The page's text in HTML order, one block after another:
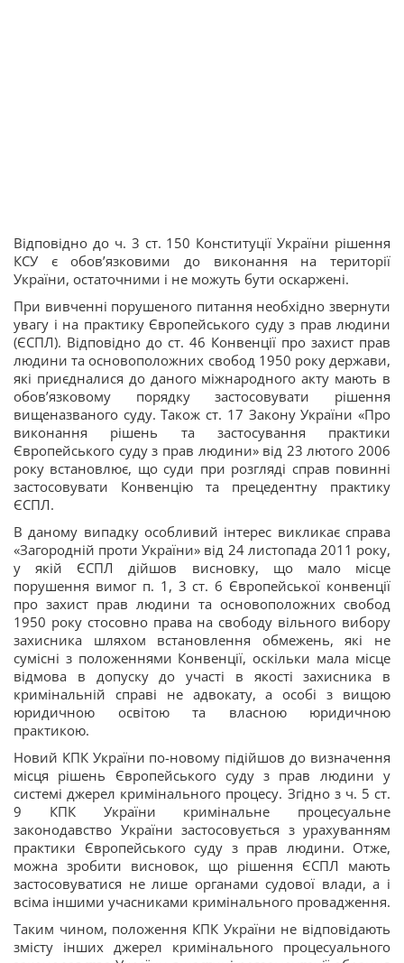
Відповідно до ч. 3 ст. 150 Конституції України рішення
КСУ є обов’язковими до виконання на території
України, остаточними і не можуть бути оскаржені.
При вивченні порушеного питання необхідно звернути
увагу і на практику Європейського суду з прав людини
(ЄСПЛ). Відповідно до ст. 46 Конвенції про захист прав
людини та основоположних свобод 1950 року держави,
які приєдналися до даного міжнародного акту мають в
обов’язковому порядку застосовувати рішення
вищеназваного суду. Також ст. 17 Закону України «Про
виконання рішень та застосування практики
Європейського суду з прав людини» від 23 лютого 2006
року встановлює, що суди при розгляді справ повинні
застосовувати Конвенцію та прецедентну практику
ЄСПЛ.
В даному випадку особливий інтерес викликає справа
«Загородній проти України» від 24 листопада 2011 року,
у якій ЄСПЛ дійшов висновку, що мало місце
порушення вимог п. 1, 3 ст. 6 Європейської конвенції
про захист прав людини та основоположних свобод
1950 року стосовно права на свободу вільного вибору
захисника шляхом встановлення обмежень, які не
сумісні з положеннями Конвенції, оскільки мала місце
відмова в допуску до участі в якості захисника в
кримінальній справі не адвокату, а особі з вищою
юридичною освітою та власною юридичною
практикою.
Новий КПК України по-новому підійшов до визначення
місця рішень Європейського суду з прав людини у
системі джерел кримінального процесу. Згідно з ч. 5 ст.
9 КПК України кримінальне процесуальне
законодавство України застосовується з урахуванням
практики Європейського суду з прав людини. Отже,
можна зробити висновок, що рішення ЄСПЛ мають
застосовуватися не лише органами судової влади, а і
всіма іншими учасниками кримінального провадження.
Таким чином, положення КПК України не відповідають
змісту інших джерел кримінального процесуального